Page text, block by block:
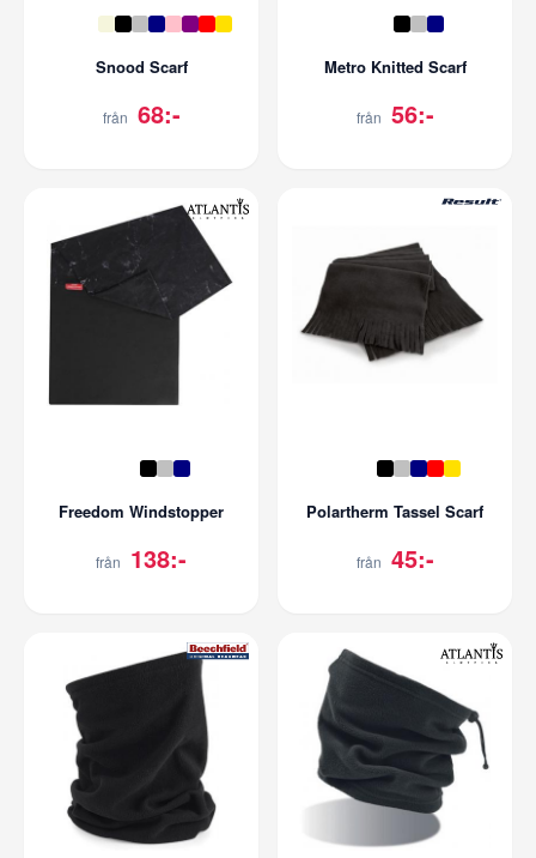
Snood Scarf
från 68:-
Metro Knitted Scarf
från 56:-
Freedom Windstopper
från 138:-
Polartherm Tassel Scarf
från 45:-